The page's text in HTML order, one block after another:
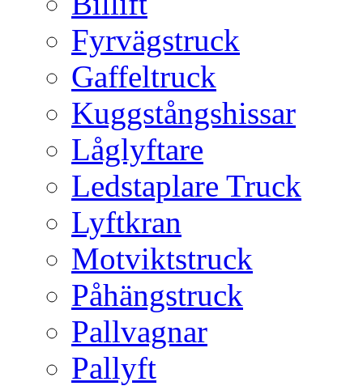
Fyrvägstruck
Gaffeltruck
Kuggstångshissar
Låglyftare
Ledstaplare Truck
Lyftkran
Motviktstruck
Påhängstruck
Pallvagnar
Pallyft